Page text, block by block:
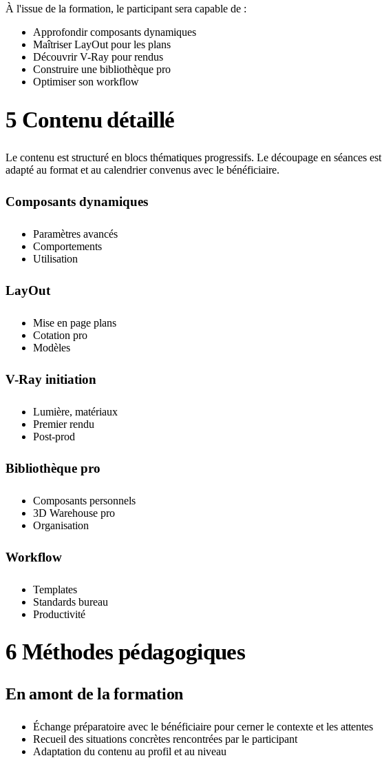
À l'issue de la formation, le participant sera capable de :
Approfondir composants dynamiques
Maîtriser LayOut pour les plans
Découvrir V-Ray pour rendus
Construire une bibliothèque pro
Optimiser son workflow
5 Contenu détaillé
Le contenu est structuré en blocs thématiques progressifs. Le découpage en séances est
adapté au format et au calendrier convenus avec le bénéficiaire.
Composants dynamiques
Paramètres avancés
Comportements
Utilisation
LayOut
Mise en page plans
Cotation pro
Modèles
V-Ray initiation
Lumière, matériaux
Premier rendu
Post-prod
Bibliothèque pro
Composants personnels
3D Warehouse pro
Organisation
Workflow
Templates
Standards bureau
Productivité
6 Méthodes pédagogiques
En amont de la formation
Échange préparatoire avec le bénéficiaire pour cerner le contexte et les attentes
Recueil des situations concrètes rencontrées par le participant
Adaptation du contenu au profil et au niveau